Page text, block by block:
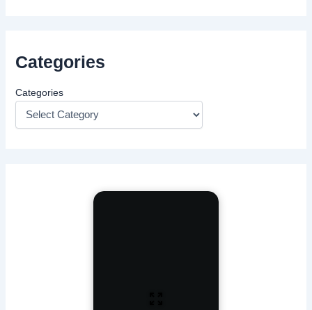
Categories
Categories